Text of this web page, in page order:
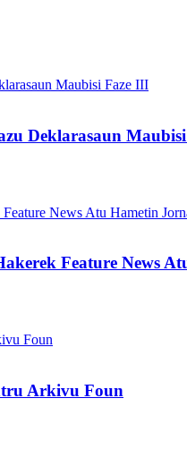
Deklarasaun
Feature News
Arkivu Foun